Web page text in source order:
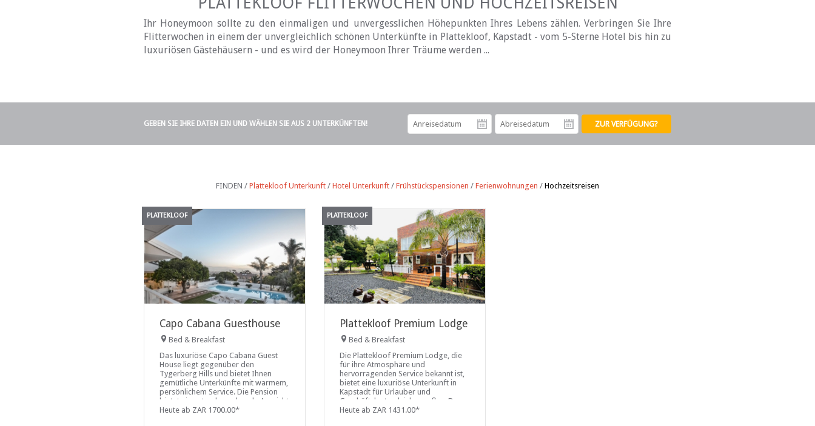
Ihr Honeymoon sollte zu den einmaligen und unvergesslichen Höhepunkten Ihres Lebens zählen. Verbringen Sie Ihre
Flitterwochen in einem der unvergleichlich schönen Unterkünfte in Plattekloof, Kapstadt - vom 5-Sterne Hotel bis hin zu
luxuriösen Gästehäusern - und es wird der Honeymoon Ihrer Träume werden ...
GEBEN SIE IHRE DATEN EIN UND WÄHLEN SIE AUS 2 UNTERKÜNFTEN!
FINDEN / Plattekloof Unterkunft / Hotel Unterkunft / Frühstückspensionen / Ferienwohnungen / Hochzeitsreisen
PLATTEKLOOF
Capo Cabana Guesthouse
Bed & Breakfast
Das luxuriöse Capo Cabana Guest
House liegt gegenüber den
Tygerberg Hills und bietet Ihnen
gemütliche Unterkünfte mit warmem,
persönlichem Service. Die Pension
bietet eine atemberaubende Aussicht
auf den Tafelberg, die Table Bay und
Heute ab ZAR 1700.00*
PLATTEKLOOF
Plattekloof Premium Lodge
Bed & Breakfast
Die Plattekloof Premium Lodge, die
für ihre Atmosphäre und
hervorragenden Service bekannt ist,
bietet eine luxuriöse Unterkunft in
Kapstadt für Urlauber und
Geschäftsleute gleichermaßen. Das
Hotel befindet sich in Kapstadts
Heute ab ZAR 1431.00*